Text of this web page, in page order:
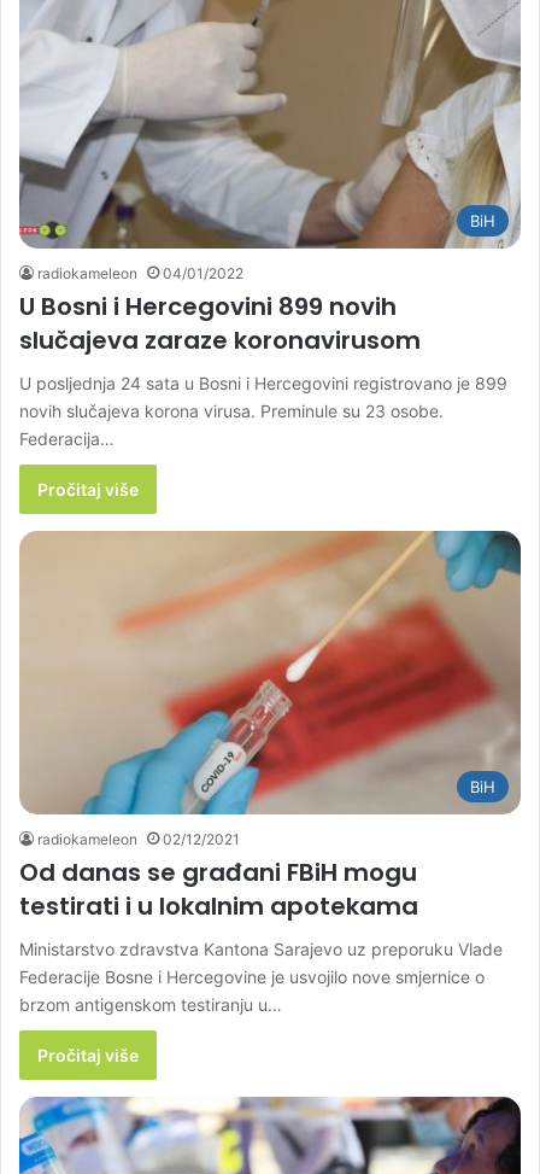
BiH
radiokameleon 04/01/2022
U Bosni i Hercegovini 899 novih
slučajeva zaraze koronavirusom
U posljednja 24 sata u Bosni i Hercegovini registrovano je 899
novih slučajeva korona virusa. Preminule su 23 osobe.
Federacija…
Pročitaj više
BiH
radiokameleon 02/12/2021
Od danas se građani FBiH mogu
testirati i u lokalnim apotekama
Ministarstvo zdravstva Kantona Sarajevo uz preporuku Vlade
Federacije Bosne i Hercegovine je usvojilo nove smjernice o
brzom antigenskom testiranju u…
Pročitaj više